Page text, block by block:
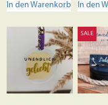
In den Warenkorb In den
SALE